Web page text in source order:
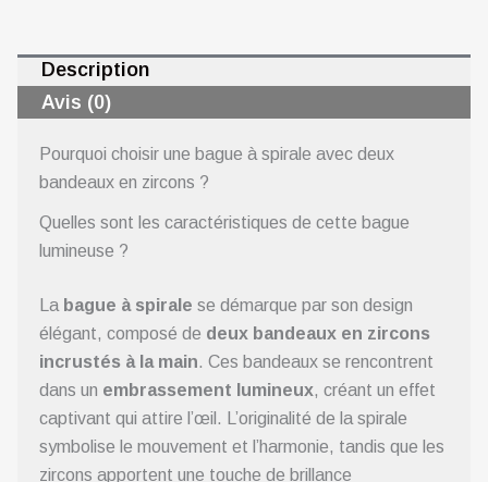
Description
Avis (0)
Pourquoi choisir une bague à spirale avec deux
bandeaux en zircons ?
Quelles sont les caractéristiques de cette bague
lumineuse ?
La bague à spirale se démarque par son design
élégant, composé de deux bandeaux en zircons
incrustés à la main. Ces bandeaux se rencontrent
dans un embrassement lumineux, créant un effet
captivant qui attire l’œil. L’originalité de la spirale
symbolise le mouvement et l’harmonie, tandis que les
zircons apportent une touche de brillance